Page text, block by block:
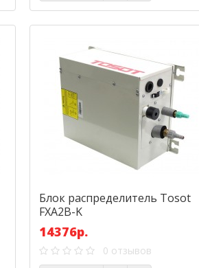
Блок распределитель Tosot
FXA2B-K
14376р.
0 отзывов